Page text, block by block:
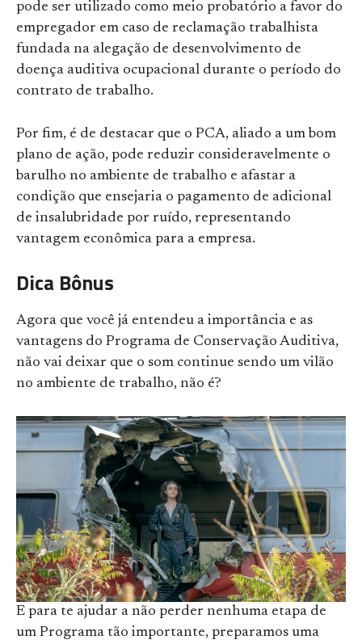
pode ser utilizado como meio probatório a favor do
empregador em caso de reclamação trabalhista
fundada na alegação de desenvolvimento de
doença auditiva ocupacional durante o período do
contrato de trabalho.
Por fim, é de destacar que o PCA, aliado a um bom
plano de ação, pode reduzir consideravelmente o
barulho no ambiente de trabalho e afastar a
condição que ensejaria o pagamento de adicional
de insalubridade por ruído, representando
vantagem econômica para a empresa.
Dica Bônus
Agora que você já entendeu a importância e as
vantagens do Programa de Conservação Auditiva,
não vai deixar que o som continue sendo um vilão
no ambiente de trabalho, não é?
E para te ajudar a não perder nenhuma etapa de
um Programa tão importante, preparamos uma